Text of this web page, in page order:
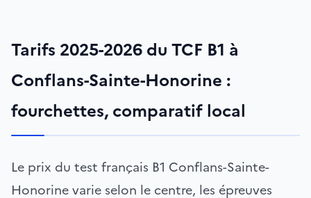
Tarifs 2025-2026 du TCF B1 à
Conflans-Sainte-Honorine :
fourchettes, comparatif local
Le prix du test français B1 Conflans-Sainte-
Honorine varie selon le centre, les épreuves